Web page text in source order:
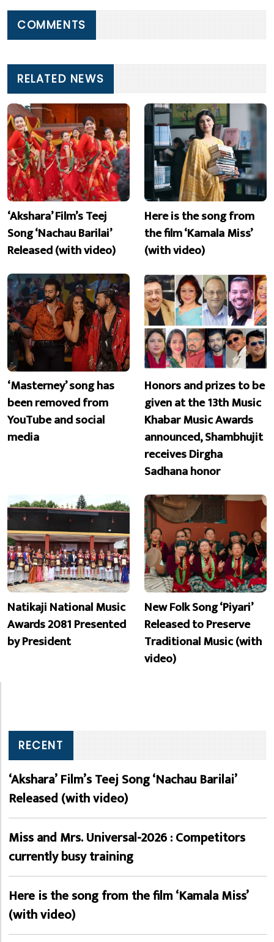
COMMENTS
RELATED NEWS
‘Akshara’ Film’s Teej
Song ‘Nachau Barilai’
Released (with video)
Here is the song from
the film ‘Kamala Miss’
(with video)
‘Masterney’ song has
been removed from
YouTube and social
media
Honors and prizes to be
given at the 13th Music
Khabar Music Awards
announced, Shambhujit
receives Dirgha
Sadhana honor
Natikaji National Music
Awards 2081 Presented
by President
New Folk Song ‘Piyari’
Released to Preserve
Traditional Music (with
video)
RECENT
‘Akshara’ Film’s Teej Song ‘Nachau Barilai’
Released (with video)
Miss and Mrs. Universal-2026 : Competitors
currently busy training
Here is the song from the film ‘Kamala Miss’
(with video)